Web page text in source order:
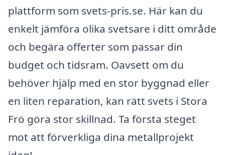
plattform som svets-pris.se. Här kan du
enkelt jämföra olika svetsare i ditt område
och begära offerter som passar din
budget och tidsram. Oavsett om du
behöver hjälp med en stor byggnad eller
en liten reparation, kan rätt svets i Stora
Frö göra stor skillnad. Ta första steget
mot att förverkliga dina metallprojekt